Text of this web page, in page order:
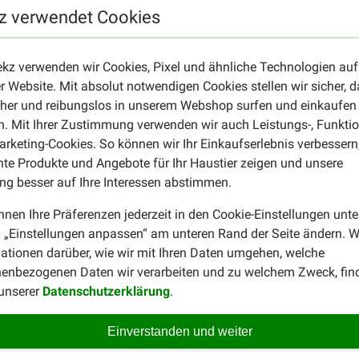
verwendet Cookies
verwenden wir Cookies, Pixel und ähnliche Technologien auf
Website. Mit absolut notwendigen Cookies stellen wir sicher,
und reibungslos in unserem Webshop surfen und einkaufen
Mit Ihrer Zustimmung verwenden wir auch Leistungs-,
Cookies. So können wir Ihr Einkaufserlebnis
Produkte und Angebote für Ihr Haustier zeigen und unsere
besser auf Ihre Interessen abstimmen.
Ihre Präferenzen jederzeit in den Cookie-Einstellungen
„Einstellungen anpassen“ am unteren Rand der Seite ändern.
darüber, wie wir mit Ihren Daten umgehen, welche
Daten wir verarbeiten und zu welchem Zweck,
Datenschutzerklärung.
Einverstanden und weiter
74 102
93 124
129 166
171 215
7+
Weizenmehl, Maismehl, Mais, Reis, tierische Fette, Weizen,
Sojaöl, Hefeprodukte, Fischöl, Flohsamenschalen
1,6% - Rohfett: 14,0% - Rohasche: 5,6%.
Vitamin A: 21.900 IE, Vitamin D3: 1.000 IE,
3b406): 12 mg, Mangan (3b502, 3b504): 49 mg, Zink